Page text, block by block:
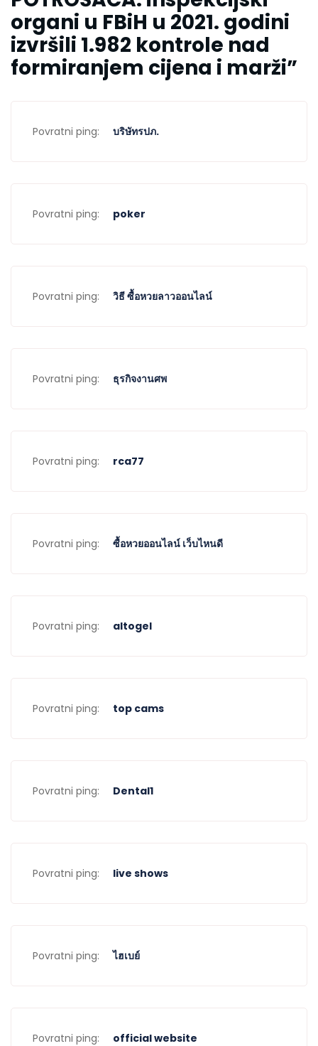
organi u FBiH u 2021. godini
izvršili 1.982 kontrole nad
formiranjem cijena i marži”
Povratni ping: บริษัทรปภ.
Povratni ping: poker
Povratni ping: วิธี ซื้อหวยลาวออนไลน์
Povratni ping: ธุรกิจงานศพ
Povratni ping: rca77
Povratni ping: ซื้อหวยออนไลน์ เว็บไหนดี
Povratni ping: altogel
Povratni ping: top cams
Povratni ping: Dental1
Povratni ping: live shows
Povratni ping: ไฮเบย์
Povratni ping: official website